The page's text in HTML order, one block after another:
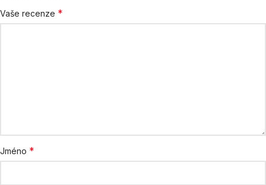
Vaše recenze *
Jméno *